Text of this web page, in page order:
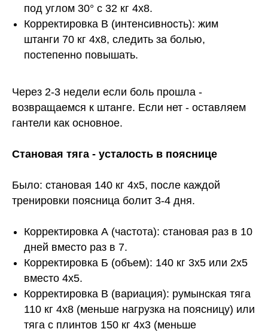
под углом 30° с 32 кг 4х8.
Корректировка В (интенсивность): жим
штанги 70 кг 4х8, следить за болью,
постепенно повышать.
Через 2-3 недели если боль прошла -
возвращаемся к штанге. Если нет - оставляем
гантели как основное.
Становая тяга - усталость в пояснице
Было: становая 140 кг 4х5, после каждой
тренировки поясница болит 3-4 дня.
Корректировка А (частота): становая раз в 10
дней вместо раз в 7.
Корректировка Б (объем): 140 кг 3х5 или 2х5
вместо 4х5.
Корректировка В (вариация): румынская тяга
110 кг 4х8 (меньше нагрузка на поясницу) или
тяга с плинтов 150 кг 4х3 (меньше